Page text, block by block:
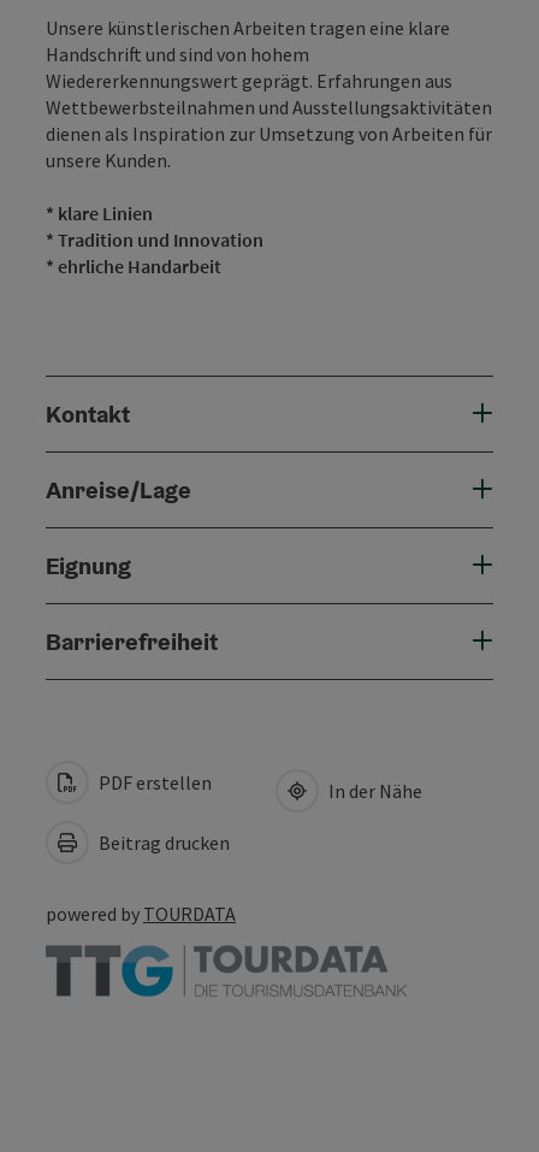
Unsere künstlerischen Arbeiten tragen eine klare
Handschrift und sind von hohem
Wiedererkennungswert geprägt. Erfahrungen aus
Wettbewerbsteilnahmen und Ausstellungsaktivitäten
dienen als Inspiration zur Umsetzung von Arbeiten für
unsere Kunden.
* klare Linien
* Tradition und Innovation
* ehrliche Handarbeit
Kontakt
Anreise/Lage
Eignung
Barrierefreiheit
PDF erstellen
Beitrag drucken
In der Nähe
powered by TOURDATA